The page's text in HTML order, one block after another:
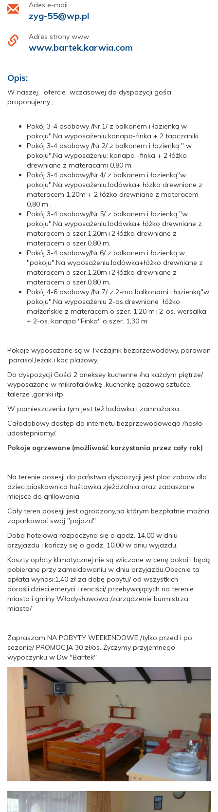
Ades e-mail
zyg-55@wp.pl
Adres strony www
www.bartek.karwia.com
Opis:
W naszej ofercie wczasowej do dyspozycji gości
proponujemy ;
Pokój 3-4 osobowy /Nr.1/ z balkonem i łazienką w
pokoju".Na wyposażeniu:kanapa-finka + 2 tapczaniki.
Pokój 3-4 osobowy /Nr.2/ z balkonem i łazienką " w
pokoju".Na wyposażeniu: kanapa -finka + 2 łóżka
drewniane z materacami 0,80 m
Pokój 3-4 osobowy/Nr.4/ z balkonem i łazienką"w
pokoju".Na wyposażeniu:lodówka+ łózko drewniane z
materacem 1,20m + 2 łóżko drewniane z materacem
0,80 m .
Pokój 3-4 osobowy/Nr.5/ z balkonem i łazienką "w
pokoju".Na wyposażeniu:lodówka+ łóżko drewniane z
materacem o szer.1,20m+2 łóżka drewniane z
materacem o szer.0,80 m.
Pokój 3-4 osobowy/Nr.6/ z balkonem i łazienką w
"pokoju".Na wyposażeniu:lodówka+łóżko drewniane z
materacem o szer.1,20m+2 łóżka drewniane z
materacem o szer.0,80 m.
Pokój 4-6 osobowy /Nr.7/ z 2-ma balkonami i łazienką"w
pokoju".Na wyposażeniu 2-os.drewniane łóżko
małżeńskie z materacem o szer. 1,20 m+2-os. wersalka
+ 2-os. kanapa ''Finka'' o szer. 1,30 m
Pokoje wyposażone są w Tv,czajnik bezprzewodowy, parawan
,parasol,leżak i koc plażowy.
Do dyspozycji Gości 2 aneksey kuchenne /na każdym piętrze/
wyposażone w mikrofalówkę ,kuchenkę gazową sztućce,
talerze ,garnki itp.
W pomieszczeniu tym jest też lodówka i zamrażarka .
Całodobowy dostęp do internetu bezprzewodowego /hasło
udostepniamy/.
Pokoje ogrzewane (możliwość korzystania przez cały rok)
Na terenie posesji do państwa dyspozycji jest plac zabaw dla
dzieci:piaskownica huśtawka,zjeżdzalnia oraz zadaszone
miejsce do grillowania.
Cały teren posesji jest ogrodzony,na którym bezpłatnie można
zaparkować swój "pojazd".
Doba hotelowa rozpoczyna się o godz. 14,00 w dniu
przyjazdu i kończy się o godz. 10,00 w dniu wyjazdu.
Koszty opłaty klimatycznej nie są wliczone w cenę pokoi i będą
pobierane przy zameldowaniu w dniu przyjazdu.Obecnie ta
opłata wynosi:1,40 zł za dobę pobytu/ od wszystkich
dorośli,dzieci,emeryci i renciści/ przebywających na terenie
miasta i gminy Władysławowa./zarządzenie burmistrza
miasta/
Zapraszam NA POBYTY WEEKENDOWE./tylko przed i po
sezonie/ PROMOCJA 30 zł/os. Życzymy przyjemnego
wypoczynku w Dw ''Bartek''